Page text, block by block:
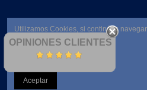
OPINIONES CLIENTES
NEWSLETTER
Utilizamos Cookies, si continúas
uso.
Leer condiciones
Aceptar